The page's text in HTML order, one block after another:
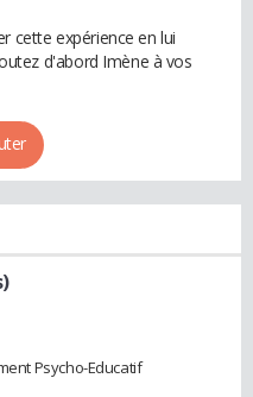
cette expérience en lui
d'abord Imène à vos
Psycho-Educatif